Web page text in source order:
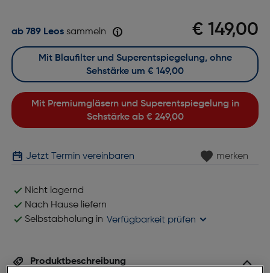
€ 149,00
ab 789 Leossammeln
Mit Premiumgläsern und Superentspiegelung in
Sehstärke ab € 249,00
Mit Blaufilter und Superentspiegelung, ohne
Sehstärke um € 149,00
Jetzt Termin vereinbaren merken
Nicht lagernd
Nach Hause liefern
Selbstabholung in Verfügbarkeit prüfen
Produktbeschreibung